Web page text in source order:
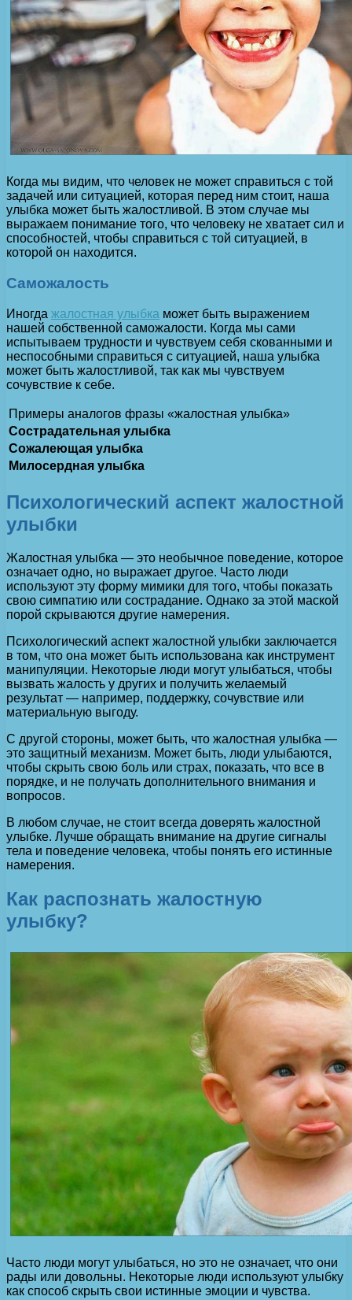
Когда мы видим, что человек не может справиться с той
задачей или ситуацией, которая перед ним стоит, наша
улыбка может быть жалостливой. В этом случае мы
выражаем понимание того, что человеку не хватает сил и
способностей, чтобы справиться с той ситуацией, в
которой он находится.
Саможалость
Иногда жалостная улыбка может быть выражением
нашей собственной саможалости. Когда мы сами
испытываем трудности и чувствуем себя скованными и
неспособными справиться с ситуацией, наша улыбка
может быть жалостливой, так как мы чувствуем
сочувствие к себе.
Примеры аналогов фразы «жалостная улыбка»
Сострадательная улыбка
Сожалеющая улыбка
Милосердная улыбка
Психологический аспект жалостной
улыбки
Жалостная улыбка — это необычное поведение, которое
означает одно, но выражает другое. Часто люди
используют эту форму мимики для того, чтобы показать
свою симпатию или сострадание. Однако за этой маской
порой скрываются другие намерения.
Психологический аспект жалостной улыбки заключается
в том, что она может быть использована как инструмент
манипуляции. Некоторые люди могут улыбаться, чтобы
вызвать жалость у других и получить желаемый
результат — например, поддержку, сочувствие или
материальную выгоду.
С другой стороны, может быть, что жалостная улыбка —
это защитный механизм. Может быть, люди улыбаются,
чтобы скрыть свою боль или страх, показать, что все в
порядке, и не получать дополнительного внимания и
вопросов.
В любом случае, не стоит всегда доверять жалостной
улыбке. Лучше обращать внимание на другие сигналы
тела и поведение человека, чтобы понять его истинные
намерения.
Как распознать жалостную
улыбку?
Часто люди могут улыбаться, но это не означает, что они
рады или довольны. Некоторые люди используют улыбку
как способ скрыть свои истинные эмоции и чувства.